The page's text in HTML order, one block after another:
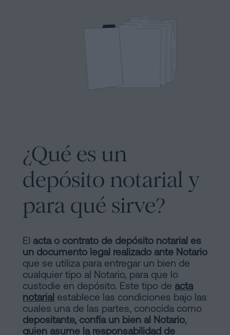
Contactar
Cookies
Manifiesto
Enlaces
Jurídicos
Notariales
Interés
Proceso
Tramitar
una
herencia
en
cinco
pasos
¿Se
puede
firmar
hipoteca
sin
cédula
de
habitabilidad?
¿Qué es un
depósito notarial y
para qué sirve?
El acta o contrato de depósito notarial es
un documento legal realizado ante Notario
que se utiliza para entregar un bien de
cualquier tipo al Notario, para que lo
custodie en depósito. Este tipo de acta
notarial establece las condiciones bajo las
cuales una de las partes, conocida como
depositante, confía un bien al Notario,
quien asume la responsabilidad de